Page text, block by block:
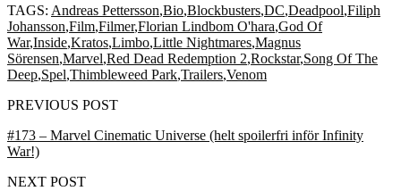
TAGS: Andreas Pettersson,Bio,Blockbusters,DC,Deadpool,Filiph
Johansson,Film,Filmer,Florian Lindbom O'hara,God Of
War,Inside,Kratos,Limbo,Little Nightmares,Magnus
Sörensen,Marvel,Red Dead Redemption 2,Rockstar,Song Of The
Deep,Spel,Thimbleweed Park,Trailers,Venom
PREVIOUS POST
#173 – Marvel Cinematic Universe (helt spoilerfri inför Infinity
War!)
NEXT POST